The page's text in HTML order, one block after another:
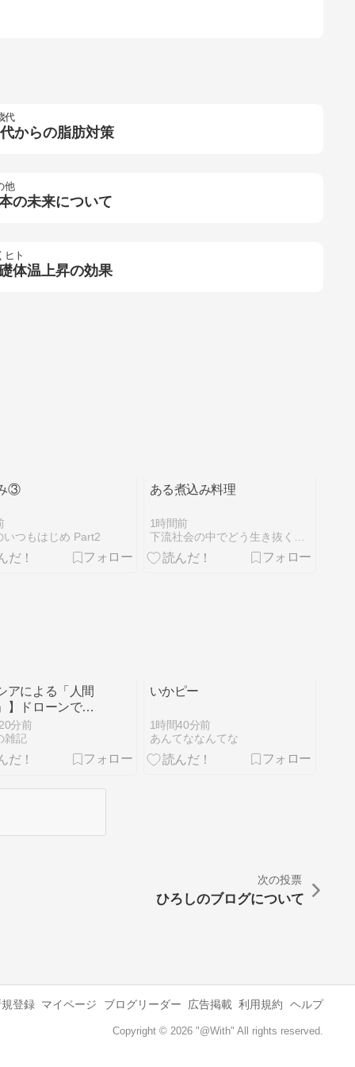
代
からの脂肪対策
他
の未来について
ヒト
体温上昇の効果
③
いつもはじめ Part2
ある煮込み料理
1時間前
アによる「人間
】ドローンで追
て自爆する
分前
雑記
いかピー
1時間40分前
あんてななんてな
次の投票
ひろしのブログについて
登録 マイページ ブログリーダー 広告掲載 利用規約 ヘルプ
Copyright © 2026 "@With" All rights reserved.